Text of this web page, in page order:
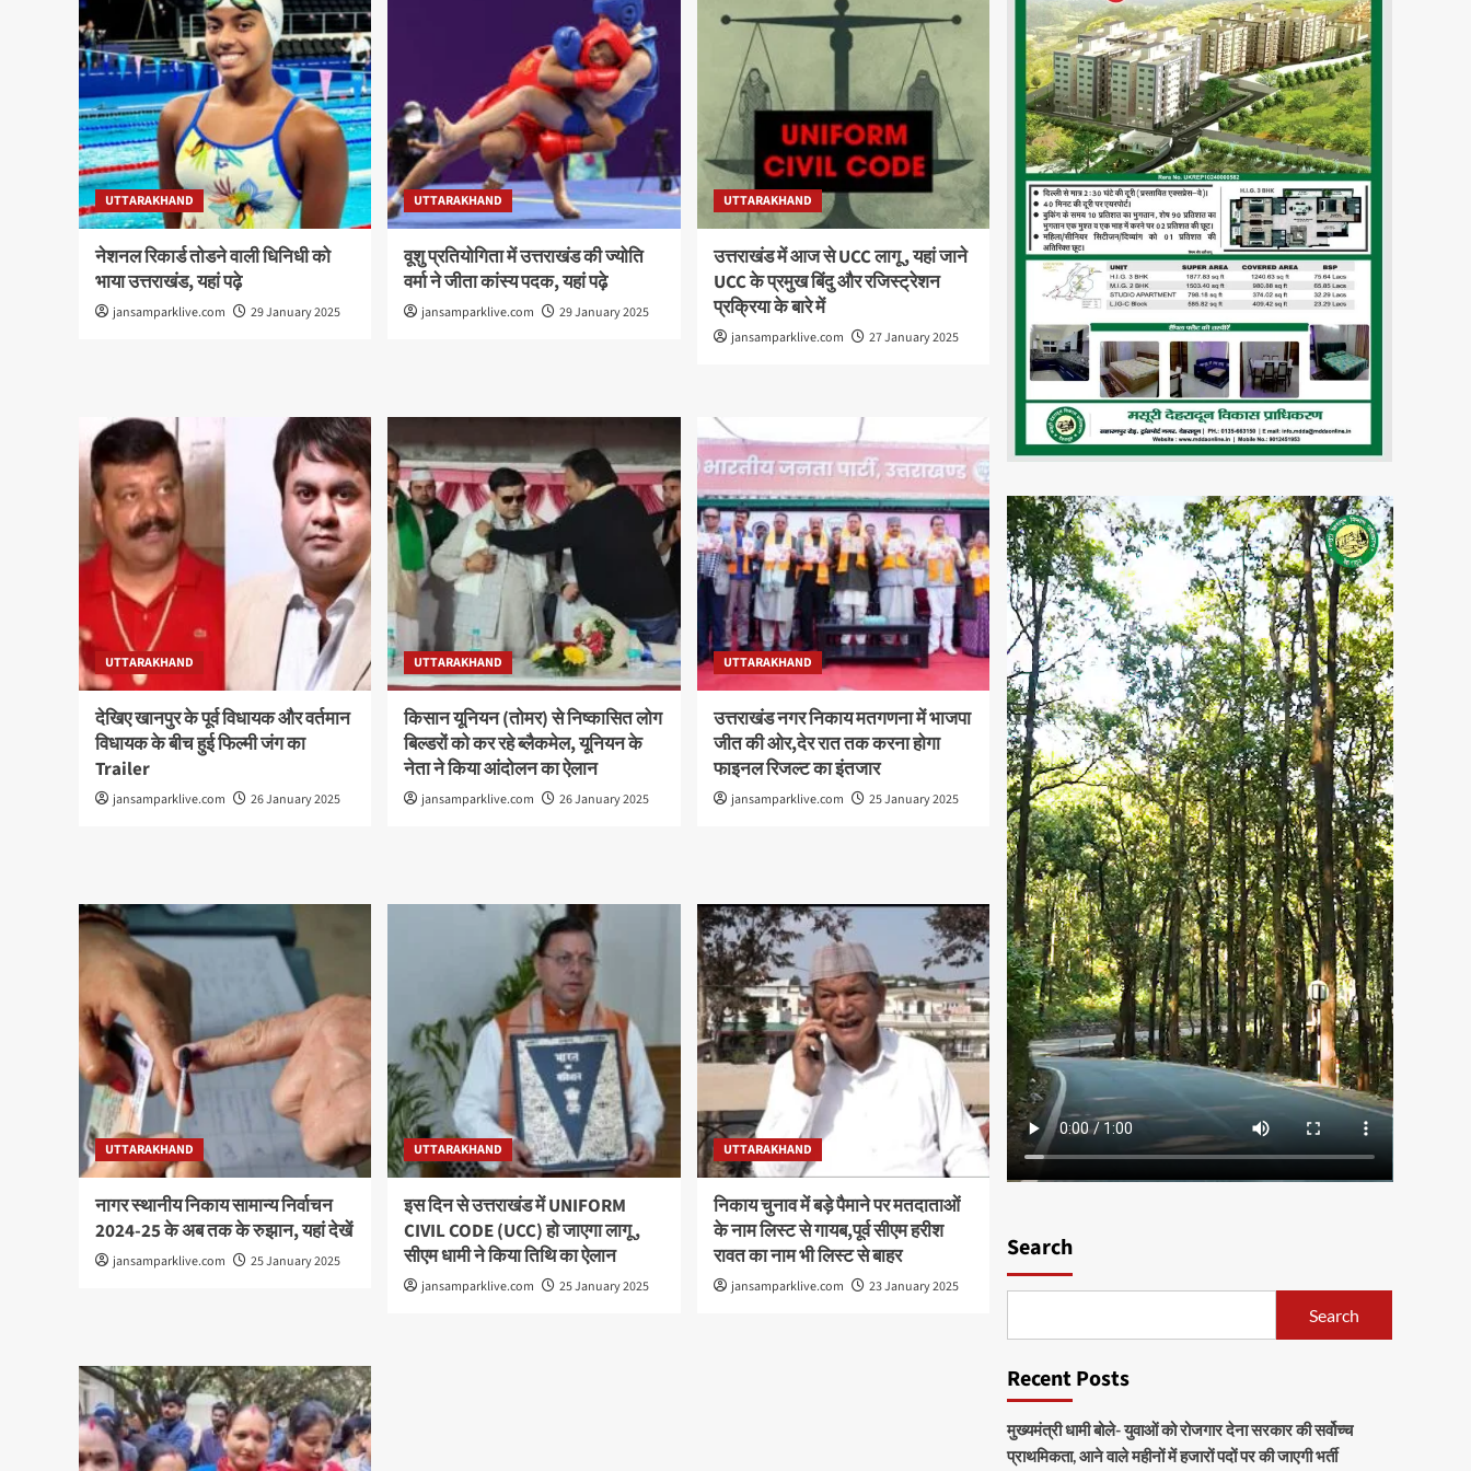
UTTARAKHAND
नेशनल रिकार्ड तोडने वाली धिनिधी को
भाया उत्तराखंड, यहां पढ़े
jansamparklive.com 29 January 2025
UTTARAKHAND
वूशु प्रतियोगिता में उत्तराखंड की ज्योति
वर्मा ने जीता कांस्य पदक, यहां पढ़े
jansamparklive.com 29 January 2025
UTTARAKHAND
उत्तराखंड में आज से UCC लागू , यहां जाने
UCC के प्रमुख बिंदु और रजिस्ट्रेशन
प्रक्रिया के बारे में
jansamparklive.com 27 January 2025
UTTARAKHAND
देखिए खानपुर के पूर्व विधायक और वर्तमान
विधायक के बीच हुई फिल्मी जंग का
Trailer
jansamparklive.com 26 January 2025
UTTARAKHAND
किसान यूनियन (तोमर) से निष्कासित लोग
बिल्डरों को कर रहे ब्लैकमेल, यूनियन के
नेता ने किया आंदोलन का ऐलान
jansamparklive.com 26 January 2025
UTTARAKHAND
उत्तराखंड नगर निकाय मतगणना में भाजपा
जीत की ओर,देर रात तक करना होगा
फाइनल रिजल्ट का इंतजार
jansamparklive.com 25 January 2025
UTTARAKHAND
नागर स्थानीय निकाय सामान्य निर्वाचन
2024-25 के अब तक के रुझान, यहां देखें
jansamparklive.com 25 January 2025
UTTARAKHAND
इस दिन से उत्तराखंड में UNIFORM
CIVIL CODE (UCC) हो जाएगा लागू ,
सीएम धामी ने किया तिथि का ऐलान
jansamparklive.com 25 January 2025
UTTARAKHAND
निकाय चुनाव में बड़े पैमाने पर मतदाताओं
के नाम लिस्ट से गायब,पूर्व सीएम हरीश
रावत का नाम भी लिस्ट से बाहर
jansamparklive.com 23 January 2025
Search
Search
Recent Posts
मुख्यमंत्री धामी बोले- युवाओं को रोजगार देना सरकार की सर्वोच्च
प्राथमिकता, आने वाले महीनों में हजारों पदों पर की जाएगी भर्ती